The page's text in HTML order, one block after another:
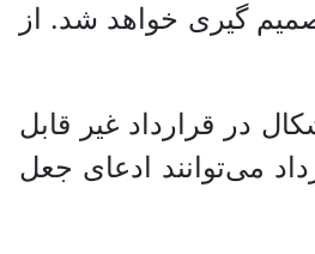
گیری خواهد شد. از
در قرارداد غیر قابل
می‌توانند ادعای جعل